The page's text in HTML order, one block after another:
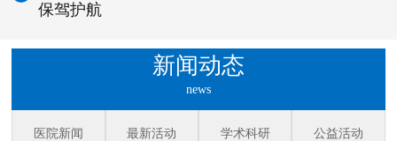
保驾护航
新闻动态
news
医院新闻 最新活动 学术科研 公益活动